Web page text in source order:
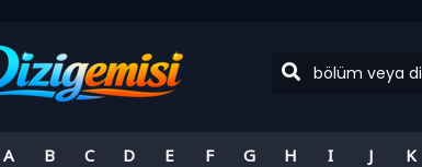
A B C D E F G H I J K